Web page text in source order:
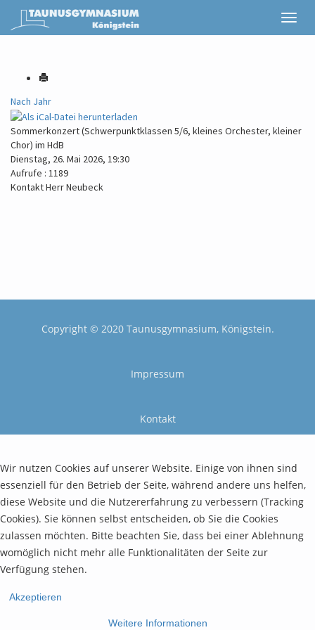
Nach Jahr
Sommerkonzert (Schwerpunktklassen 5/6, kleines Orchester, kleiner
Chor) im HdB
Dienstag, 26. Mai 2026, 19:30
Aufrufe : 1189
KontaktHerr Neubeck
Copyright © 2020 Taunusgymnasium, Königstein.
Impressum
Kontakt
Wir nutzen Cookies auf unserer Website. Einige von ihnen sind
essenziell für den Betrieb der Seite, während andere uns helfen,
diese Website und die Nutzererfahrung zu verbessern (Tracking
Cookies). Sie können selbst entscheiden, ob Sie die Cookies
zulassen möchten. Bitte beachten Sie, dass bei einer Ablehnung
womöglich nicht mehr alle Funktionalitäten der Seite zur
Verfügung stehen.
Akzeptieren
Weitere Informationen